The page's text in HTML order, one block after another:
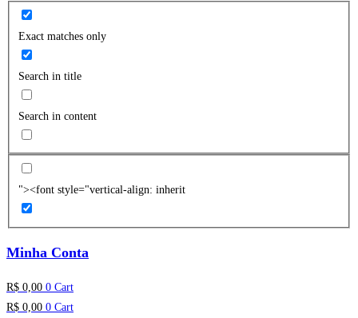
Exact matches only
Search in title
Search in content
"><font style="vertical-align: inherit
Minha Conta
R$ 0,00 0 Cart
R$ 0,00 0 Cart